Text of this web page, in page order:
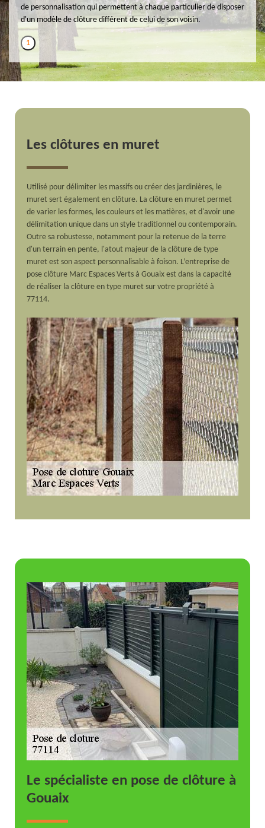
de personnalisation qui permettent à chaque particulier de disposer
d'un modèle de clôture différent de celui de son voisin.
1
Les clôtures en muret
Utilisé pour délimiter les massifs ou créer des jardinières, le
muret sert également en clôture. La clôture en muret permet
de varier les formes, les couleurs et les matières, et d'avoir une
délimitation unique dans un style traditionnel ou contemporain.
Outre sa robustesse, notamment pour la retenue de la terre
d'un terrain en pente, l'atout majeur de la clôture de type
muret est son aspect personnalisable à foison. L’entreprise de
pose clôture Marc Espaces Verts à Gouaix est dans la capacité
de réaliser la clôture en type muret sur votre propriété à
77114.
Le spécialiste en pose de clôture à
Gouaix